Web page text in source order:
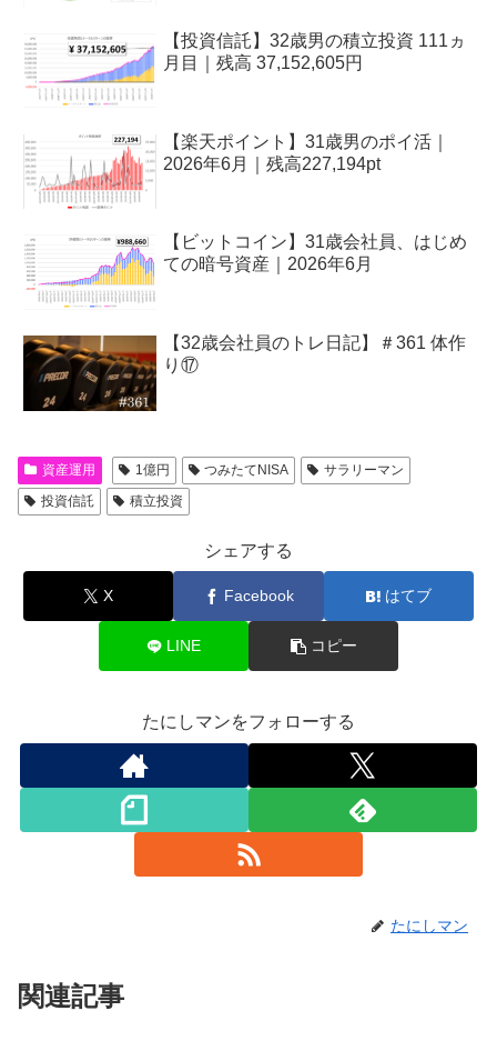
【投資信託】32歳男の積立投資 111ヵ
月目｜残高 37,152,605円
【楽天ポイント】31歳男のポイ活｜
2026年6月｜残高227,194pt
【ビットコイン】31歳会社員、はじめ
ての暗号資産｜2026年6月
【32歳会社員のトレ日記】＃361 体作
り⑰
資産運用 1億円 つみたてNISA
サラリーマン
投資信託
積立投資
シェアする
X Facebook はてブ
LINE コピー
たにしマンをフォローする
たにしマン
関連記事